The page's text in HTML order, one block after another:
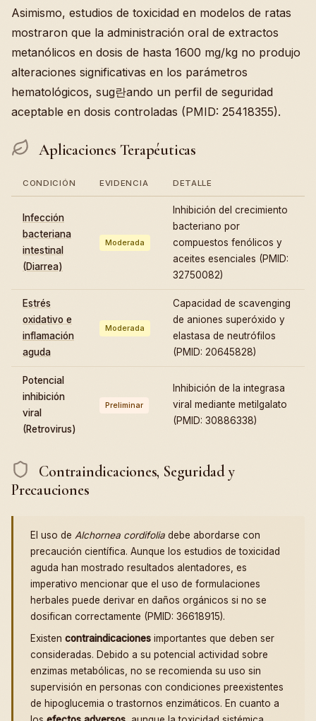
Asimismo, estudios de toxicidad en modelos de ratas
mostraron que la administración oral de extractos
metanólicos en dosis de hasta 1600 mg/kg no produjo
alteraciones significativas en los parámetros
hematológicos, sug란ando un perfil de seguridad
aceptable en dosis controladas (PMID: 25418355).
Aplicaciones Terapéuticas
CONDICIÓN EVIDENCIA DETALLE
Infección
bacteriana
intestinal
(Diarrea)
Moderada
Inhibición del crecimiento
bacteriano por
compuestos fenólicos y
aceites esenciales (PMID:
32750082)
Estrés
oxidativo e
inflamación
aguda
Moderada
Capacidad de scavenging
de aniones superóxido y
elastasa de neutrófilos
(PMID: 20645828)
Potencial
inhibición
viral
(Retrovirus)
Preliminar
Inhibición de la integrasa
viral mediante metilgalato
(PMID: 30886338)
Contraindicaciones, Seguridad y
Precauciones
El uso de Alchornea cordifolia debe abordarse con
precaución científica. Aunque los estudios de toxicidad
aguda han mostrado resultados alentadores, es
imperativo mencionar que el uso de formulaciones
herbales puede derivar en daños orgánicos si no se
dosifican correctamente (PMID: 36618915).
Existen contraindicaciones importantes que deben ser
consideradas. Debido a su potencial actividad sobre
enzimas metabólicas, no se recomienda su uso sin
supervisión en personas con condiciones preexistentes
de hipoglucemia o trastornos enzimáticos. En cuanto a